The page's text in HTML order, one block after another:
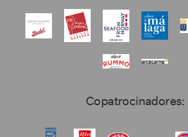
Copatrocinadores: